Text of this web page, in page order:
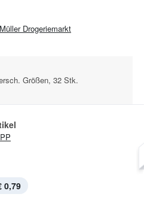
Müller Drogeriemarkt
Größen, 32 Stk.
0,79